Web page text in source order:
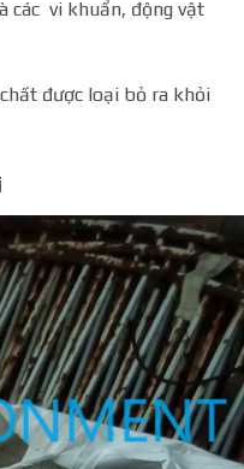
các vi khuẩn, động vật
được loại bỏ ra khỏi